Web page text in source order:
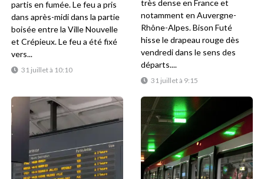
31 juillet à 10:10
partis en fumée. Le feu a pris
dans après-midi dans la partie
boisée entre la Ville Nouvelle
et Crépieux. Le feu a été fixé
vers...
31 juillet à 9:15
très dense en France et
notamment en Auvergne-
Rhône-Alpes. Bison Futé
hisse le drapeau rouge dès
vendredi dans le sens des
départs....